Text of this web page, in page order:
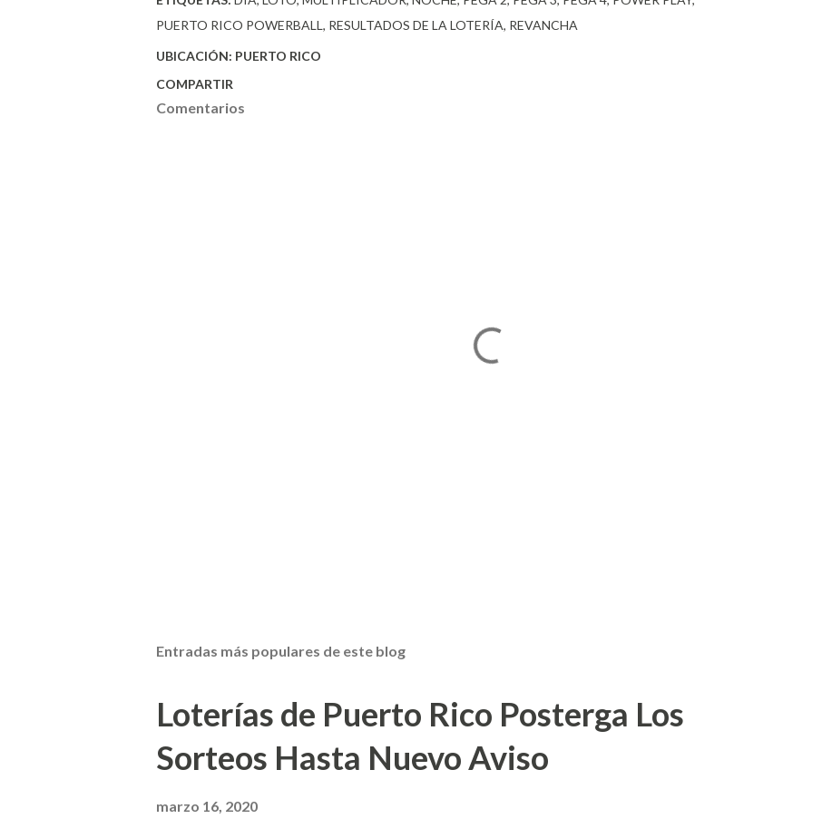
PUERTO RICO POWERBALL
RESULTADOS DE LA LOTERÍA REVANCHA
UBICACIÓN: PUERTO RICO
COMPARTIR
Comentarios
Entradas más populares de este blog
Loterías de Puerto Rico Posterga Los
Sorteos Hasta Nuevo Aviso
marzo 16, 2020